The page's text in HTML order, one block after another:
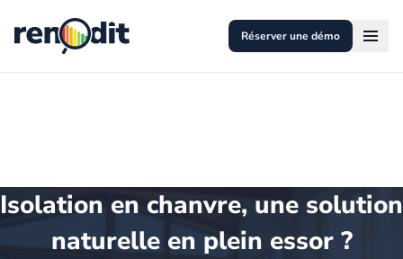
Réserver une démo
Isolation en chanvre, une solution
naturelle en plein essor ?